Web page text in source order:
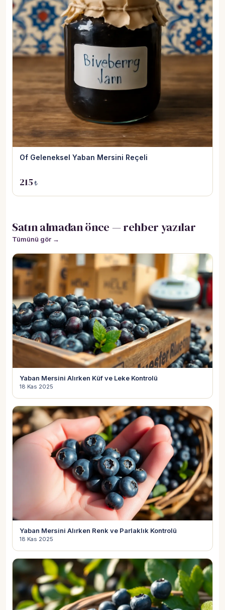
Of Geleneksel Yaban Mersini Reçeli
215 ₺
Satın almadan önce — rehber yazılar
Tümünü gör →
Yaban Mersini Alırken Küf ve Leke Kontrolü
18 Kas 2025
Yaban Mersini Alırken Renk ve Parlaklık Kontrolü
18 Kas 2025